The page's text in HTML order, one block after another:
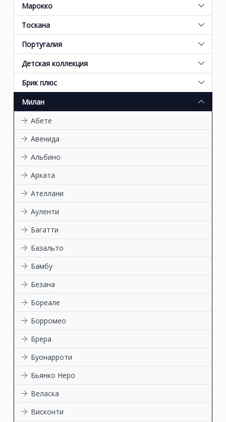
Марокко
Тоскана
Португалия
Детская коллекция
Брик плюс
Милан
Абете
Авенида
Альбино
Арката
Ателлани
Ауленти
Багатти
Базальто
Бамбу
Безана
Бореале
Борромео
Брера
Буонарроти
Бьянко Неро
Веласка
Висконти